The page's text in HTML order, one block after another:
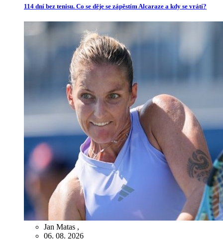
114 dní bez tenisu. Co se děje se zápěstím Alcaraze a kdy se vrátí?
Jan Matas ,
06. 08. 2026